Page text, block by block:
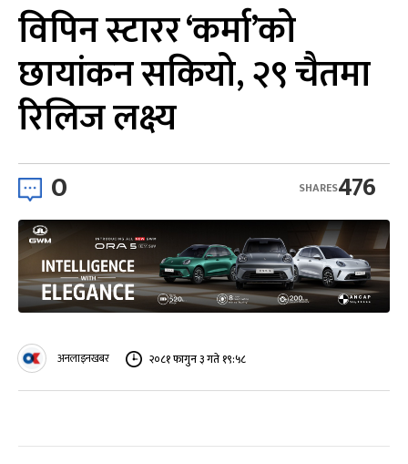
विपिन स्टारर ‘कर्मा’को
छायांकन सकियो, २९ चैतमा
रिलिज लक्ष्य
0 476
SHARES
अनलाइनखबर २०८१ फागुन ३ गते १९:५८